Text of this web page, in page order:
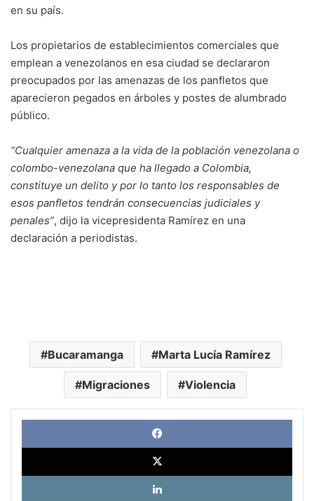
en su país.
Los propietarios de establecimientos comerciales que
emplean a venezolanos en esa ciudad se declararon
preocupados por las amenazas de los panfletos que
aparecieron pegados en árboles y postes de alumbrado
público.
“Cualquier amenaza a la vida de la población venezolana o
colombo-venezolana que ha llegado a Colombia,
constituye un delito y por lo tanto los responsables de
esos panfletos tendrán consecuencias judiciales y
penales”, dijo la vicepresidenta Ramírez en una
declaración a periodistas.
Bucaramanga Marta Lucía Ramírez
Migraciones Violencia
X